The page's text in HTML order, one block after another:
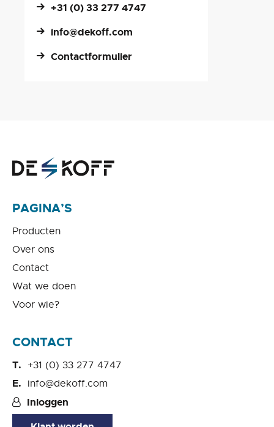
+31 (0) 33 277 4747
info@dekoff.com
Contactformulier
PAGINA’S
Producten
Over ons
Contact
Wat we doen
Voor wie?
CONTACT
+31 (0) 33 277 4747
info@dekoff.com
Inloggen